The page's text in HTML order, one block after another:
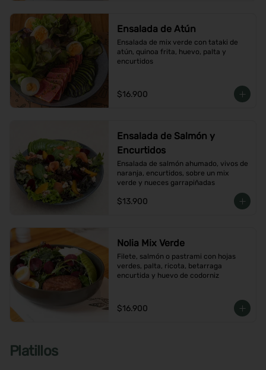
Ensalada de Atún
Ensalada de mix verde con tataki de
atún, quinoa frita, huevo, palta y
encurtidos
$16.900
Ensalada de Salmón y
Encurtidos
Ensalada de salmón ahumado, vivos de
naranja, encurtidos, sobre un mix
verde y nueces garrapiñadas
$13.900
Nolia Mix Verde
Filete, salmón o pastrami con hojas
verdes, palta, ricota, betarraga
encurtida y huevo de codorniz
$16.900
Platillos